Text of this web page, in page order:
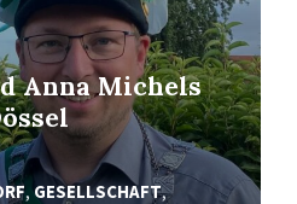
Anna Michels
,GESELLSCHAFT,